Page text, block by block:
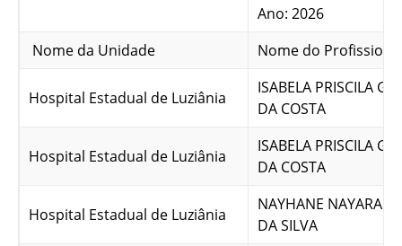
Ano: 2026
Nome da Unidade
Nome do
Hospital Estadual de Luziânia
ISABELA PRISCILA
DA COSTA
Hospital Estadual de Luziânia
ISABELA PRISCILA
DA COSTA
Hospital Estadual de Luziânia
NAYHANE NAYARA
DA SILVA